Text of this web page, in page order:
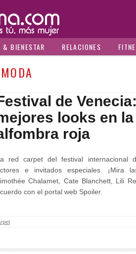
& BIENESTAR RELACIONES
MODA
de
looks en la
roja
red carpet del festival internacional
e invitados especiales. ¡Mira
Chalamet, Cate Blanchett, Lili
con el portal web Spoiler.